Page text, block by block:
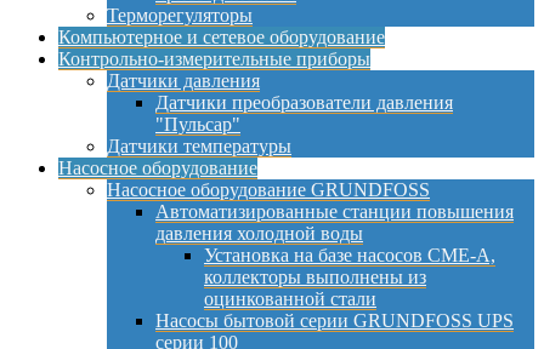
Терморегуляторы
Компьютерное и сетевое оборудование
Контрольно-измерительные приборы
Датчики давления
Датчики преобразователи давления
"Пульсар"
Датчики температуры
Насосное оборудование
Насосное оборудование GRUNDFOSS
Автоматизированные станции повышения
давления холодной воды
Установка на базе насосов CME-A,
коллекторы выполнены из
оцинкованной стали
Насосы бытовой серии GRUNDFOSS UPS
серии 100